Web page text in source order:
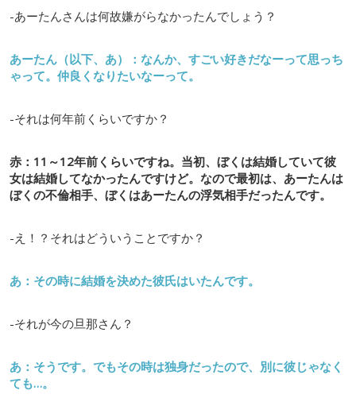
-あーたんさんは何故嫌がらなかったんでしょう？
あーたん（以下、あ）：なんか、すごい好きだなーって思っち
ゃって。仲良くなりたいなーって。
-それは何年前くらいですか？
赤：11～12年前くらいですね。当初、ぼくは結婚していて彼
女は結婚してなかったんですけど。なので最初は、あーたんは
ぼくの不倫相手、ぼくはあーたんの浮気相手だったんです。
-え！？それはどういうことですか？
あ：その時に結婚を決めた彼氏はいたんです。
-それが今の旦那さん？
あ：そうです。でもその時は独身だったので、別に彼じゃなく
ても…。